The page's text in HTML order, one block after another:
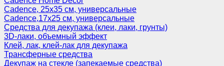
Cadence, 25х35 см, универсальные
Cadence,17х25 см, универсальные
Средства для декупажа (клеи, лаки, грунты)
3D-лаки, объемный эффект
Клей, лак, клей-лак для декупажа
Трансферные средства
Декупаж на стекле (запекаемые средства)